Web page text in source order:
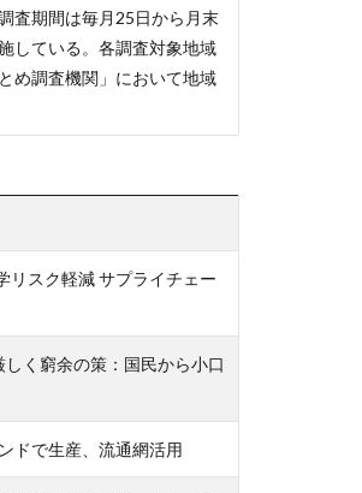
査期間は毎月25日から月末
している。各調査対象地域
め調査機関」において地域
スク軽減 サプライチェー
く窮余の策：国民から小口
ドで生産、流通網活用